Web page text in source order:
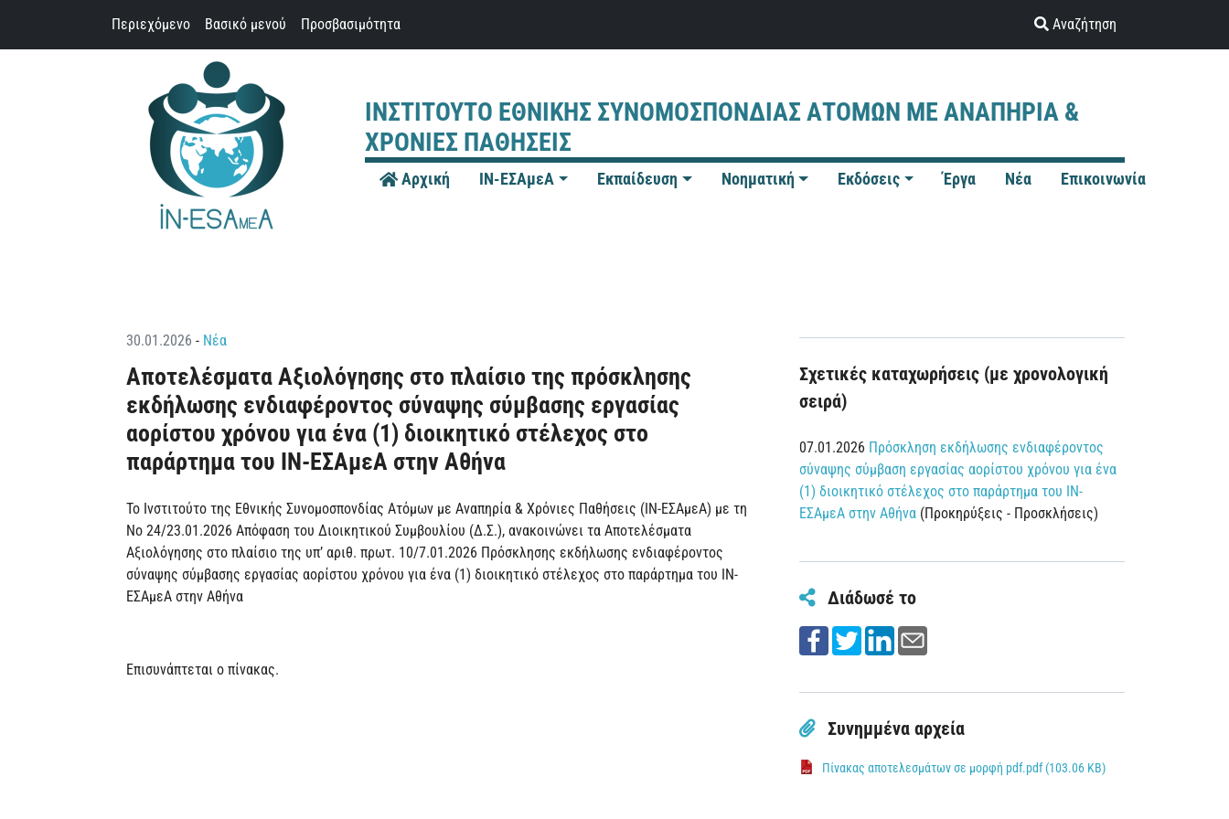
Περιεχόμενο
Βασικό μενού Προσβασιμότητα Αναζήτηση
ΙΝΣΤΙΤΟΥΤΟ ΕΘΝΙΚΗΣ ΣΥΝΟΜΟΣΠΟΝΔΙΑΣ ΑΤΟΜΩΝ ΜΕ ΑΝΑΠΗΡΙΑ &
ΧΡΟΝΙΕΣ ΠΑΘΗΣΕΙΣ
Αρχική IN-ΕΣΑμεΑ Εκπαίδευση Νοηματική Εκδόσεις Έργα Νέα Επικοινωνία
30.01.2026 - Νέα
Aποτελέσματα Αξιολόγησης στο πλαίσιο της πρόσκλησης
εκδήλωσης ενδιαφέροντος σύναψης σύμβασης εργασίας
αορίστου χρόνου για ένα (1) διοικητικό στέλεχος στο
παράρτημα του ΙΝ-ΕΣΑμεΑ στην Αθήνα
Το Ινστιτούτο της Εθνικής Συνομοσπονδίας Ατόμων με Αναπηρία & Χρόνιες Παθήσεις (ΙΝ-ΕΣΑμεΑ) με τη
Νο 24/23.01.2026 Απόφαση του Διοικητικού Συμβουλίου (Δ.Σ.), ανακοινώνει τα Αποτελέσματα
Αξιολόγησης στο πλαίσιο της υπ’ αριθ. πρωτ. 10/7.01.2026 Πρόσκλησης εκδήλωσης ενδιαφέροντος
σύναψης σύμβασης εργασίας αορίστου χρόνου για ένα (1) διοικητικό στέλεχος στο παράρτημα του ΙΝ-
ΕΣΑμεΑ στην Αθήνα
Επισυνάπτεται ο πίνακας.
Σχετικές καταχωρήσεις (με χρονολογική
σειρά)
07.01.2026 Πρόσκληση εκδήλωσης ενδιαφέροντος
σύναψης σύμβαση εργασίας αορίστου χρόνου για ένα
(1) διοικητικό στέλεχος στο παράρτημα του ΙΝ-
ΕΣΑμεΑ στην Αθήνα (Προκηρύξεις - Προσκλήσεις)
Διάδωσέ το
Συνημμένα αρχεία
Πίνακας αποτελεσμάτων σε μορφή pdf.pdf (103.06 KB)